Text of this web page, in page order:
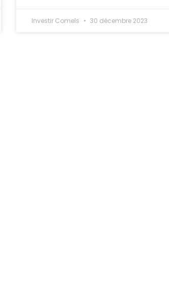
Investir Comels 30 décembre 2023